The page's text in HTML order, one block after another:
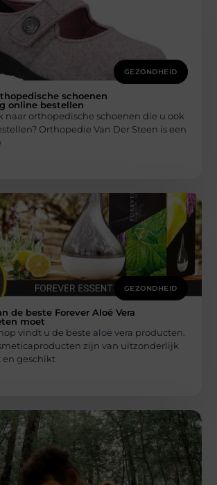
GEZONDHEID
schoenen
online bestellen
naar orthopedische schoenen die u ook
Orthopedie Van Der Steen is een
GEZONDHEID
de beste Forever Aloë Vera
moet
vindt u de beste aloë vera producten.
zijn van uitzonderlijk
geschikt